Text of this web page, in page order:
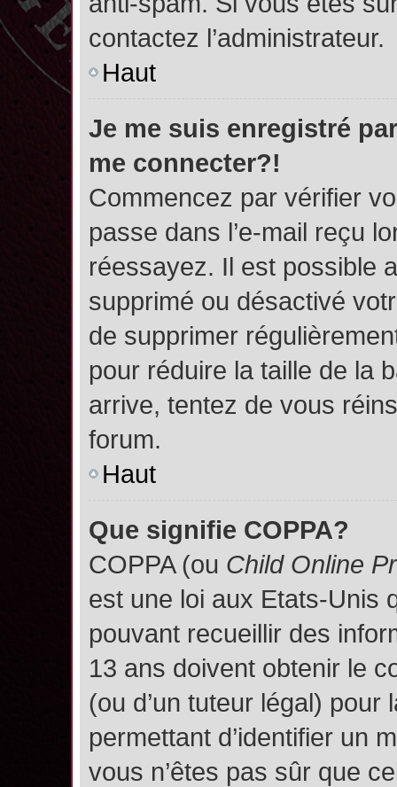
contactez l’administrateur.
Haut
Je me suis enregistré
me connecter?!
Commencez par vérifier
passe dans l’e-mail reçu
réessayez. Il est possible
supprimé ou désactivé
de supprimer
pour réduire la taille de la
arrive, tentez de vous
forum.
Haut
Que signifie COPPA?
COPPA (ou Child Online
est une loi aux Etats-Unis
pouvant recueillir des
13 ans doivent obtenir le
(ou d’un tuteur légal)
permettant d’identifier un
vous n’êtes pas sûr que